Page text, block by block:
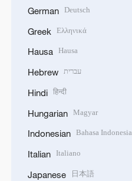
German Deutsch
Greek Ελληνικά
Hausa Hausa
Hebrew עברית
Hindi हिन्दी
Hungarian Magyar
Indonesian Bahasa Indonesia
Italian Italiano
Japanese 日本語